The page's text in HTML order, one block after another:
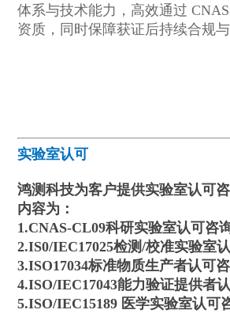
体系与技术能力，高效通过
资质，同时保障获证后持续合规与
实验室认可
鸿测科技为客户提供实验室认可
内容为：
1.CNAS-CL09科研实验室认可咨
2.IS0/IEC17025检测/校准实验室
3.ISO17034标准物质生产者认可
4.ISO/IEC17043能力验证提供者
5.ISO/IEC15189 医学实验室认可